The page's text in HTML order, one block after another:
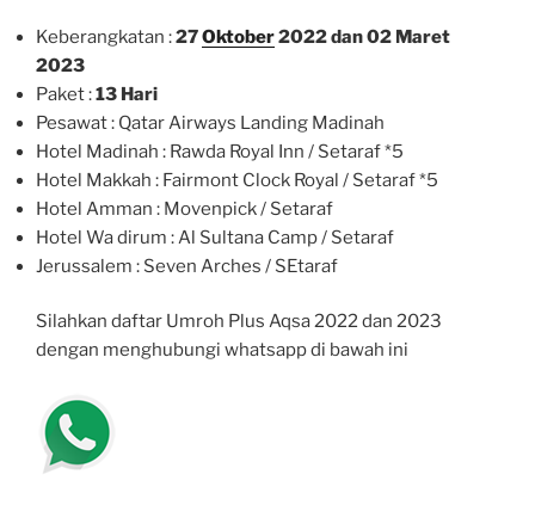
Keberangkatan :27Oktober2022 dan 02 Maret
2023
Paket :13 Hari
Pesawat : Qatar Airways Landing Madinah
Hotel Madinah : Rawda Royal Inn / Setaraf *5
Hotel Makkah : Fairmont Clock Royal / Setaraf *5
Hotel Amman : Movenpick / Setaraf
Hotel Wa dirum : Al Sultana Camp / Setaraf
Jerussalem : Seven Arches / SEtaraf
Silahkan daftar Umroh Plus Aqsa 2022 dan 2023
dengan menghubungi whatsapp di bawah ini